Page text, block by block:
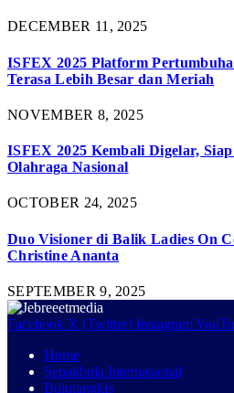
DECEMBER 11, 2025
ISFEX 2025 Platform
Terasa Lebih Besar dan Meriah
NOVEMBER 8, 2025
ISFEX 2025 Kembali Digelar,
Olahraga Nasional
OCTOBER 24, 2025
Duo Visioner di Balik Ladies On
Christine Ananta
SEPTEMBER 9, 2025
Facebook X (Twitter) Instagram
Home
Sepakbola Internasional
Bulutangkis